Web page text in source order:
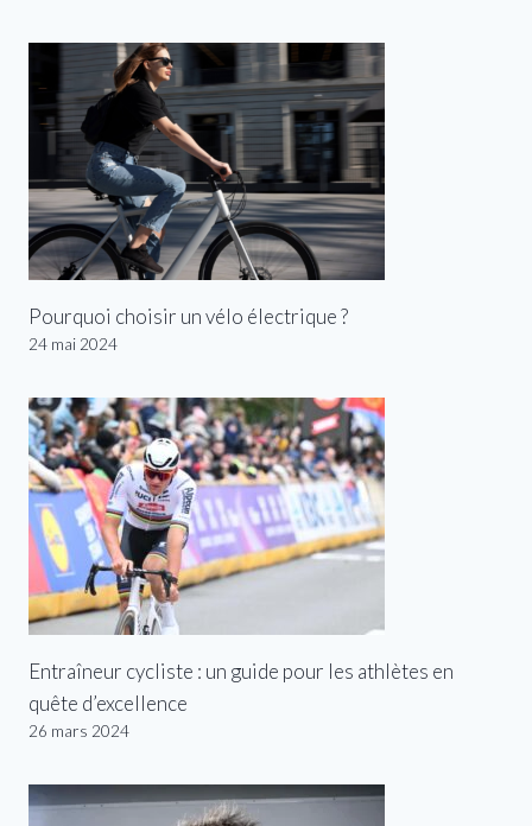
Pourquoi choisir un vélo électrique ?
24 mai 2024
Entraîneur cycliste : un guide pour les athlètes en
quête d’excellence
26 mars 2024